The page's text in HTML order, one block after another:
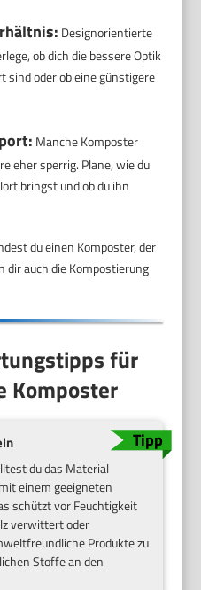
Designorientierte
ob dich die bessere Optik
sind oder ob eine günstigere
Manche Komposter
eher sperrig. Plane, wie du
bringst und ob du ihn
du einen Komposter, der
dir auch die Kompostierung
für
Komposter
du das Material
einem geeigneten
schützt vor Feuchtigkeit
verwittert oder
Produkte zu
Stoffe an den